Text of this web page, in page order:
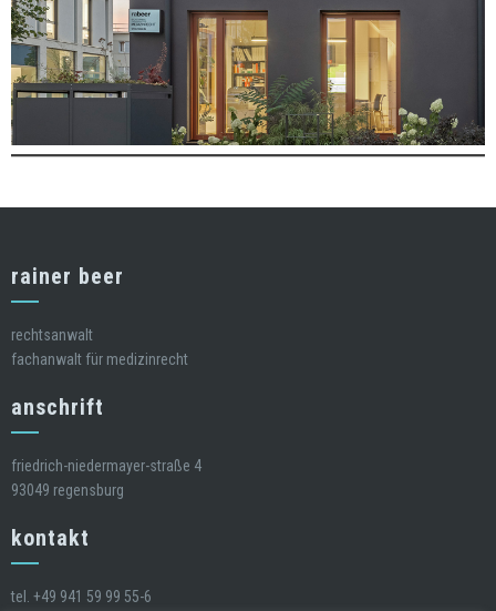
rainer beer
rechtsanwalt
fachanwalt für medizinrecht
anschrift
friedrich-niedermayer-straße 4
93049 regensburg
kontakt
tel. +49 941 59 99 55-6